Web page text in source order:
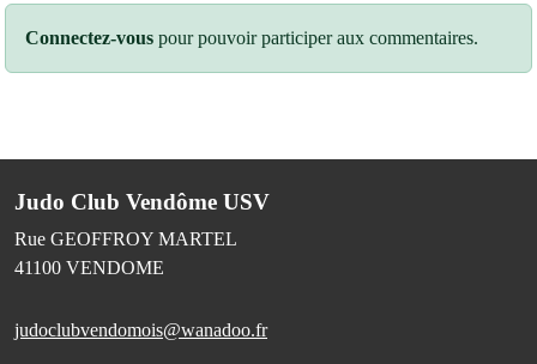
Connectez-vous pour pouvoir participer aux commentaires.
Judo Club Vendôme USV
Rue GEOFFROY MARTEL
41100 VENDOME
judoclubvendomois@wanadoo.fr